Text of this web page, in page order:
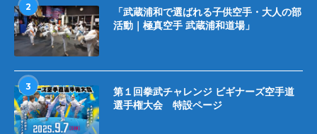
2
「武蔵浦和で選ばれる子供空手・大人の部
活動｜極真空手 武蔵浦和道場」
3
第１回拳武チャレンジ ビギナーズ空手道
選手権大会 特設ページ